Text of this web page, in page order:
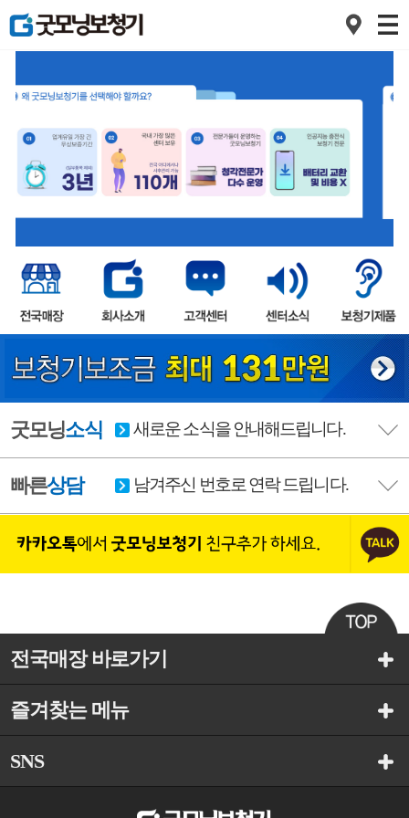
2
3
굿모닝소식 새로운 소식을 안내해드립니다.
빠른상담 남겨주신 번호로 연락 드립니다.
전국매장 바로가기
즐겨찾는 메뉴
SNS